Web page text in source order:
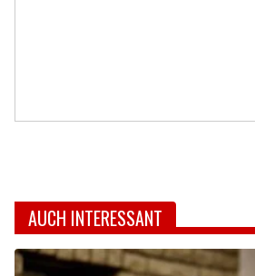
AUCH INTERESSANT